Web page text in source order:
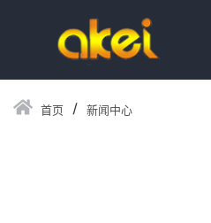
首页 新闻中心